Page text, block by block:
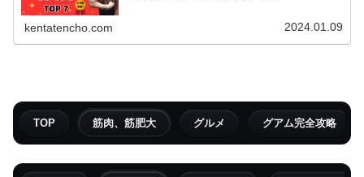
kentatencho.com 2024.01.09
TOP 筋肉、筋肥大 グルメ グアム完全攻略